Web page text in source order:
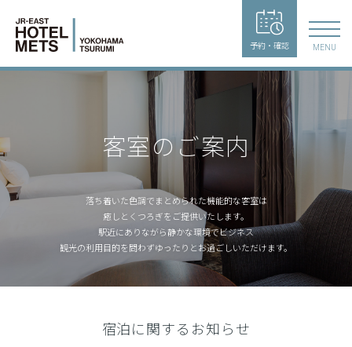
予約・確認 MENU
客室のご案内
落ち着いた色調でまとめられた機能的な客室は
癒しとくつろぎをご提供いたします。
駅近にありながら静かな環境でビジネス
観光の利用目的を問わずゆったりとお過ごしいただけます。
宿泊に関するお知らせ